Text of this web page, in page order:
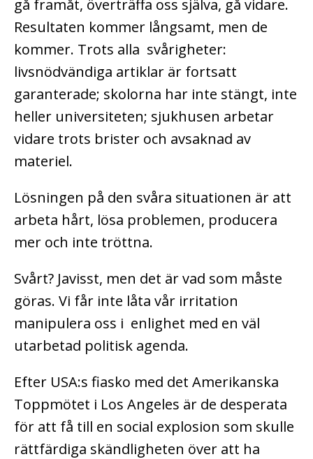
gå framåt, överträffa oss själva, gå vidare.
Resultaten kommer långsamt, men de
kommer. Trots alla svårigheter:
livsnödvändiga artiklar är fortsatt
garanterade; skolorna har inte stängt, inte
heller universiteten; sjukhusen arbetar
vidare trots brister och avsaknad av
materiel.
Lösningen på den svåra situationen är att
arbeta hårt, lösa problemen, producera
mer och inte tröttna.
Svårt? Javisst, men det är vad som måste
göras. Vi får inte låta vår irritation
manipulera oss i enlighet med en väl
utarbetad politisk agenda.
Efter USA:s fiasko med det Amerikanska
Toppmötet i Los Angeles är de desperata
för att få till en social explosion som skulle
rättfärdiga skändligheten över att ha